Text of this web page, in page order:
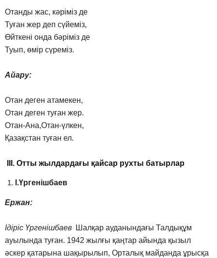
Отанды жас, кәріміз де
Туған жер деп сүйеміз,
Өйткені онда бәріміз де
Туып, өмір сүреміз.
Айару:
Отан деген атамекен,
Отан деген туған жер.
Отан-Ана,Отан-үлкен,
Қазақстан туған ел.
ІІІ. Отты жылдардағы қайсар рухты батырлар
І.Үргенішбаев
Ержан:
Ідіріс Үргенішбаев
Шалқар ауданындағы Талдықұм
ауылында туған. 1942 жылғы қаңтар айында қызыл
әскер қатарына шақырылып, Орталық майданда ұрысқа